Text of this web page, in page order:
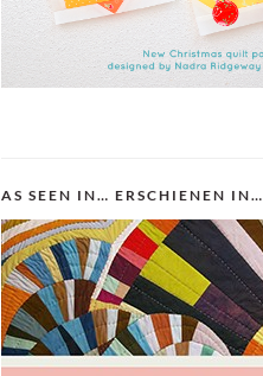
AS SEEN IN… ERSCHIENEN IN…